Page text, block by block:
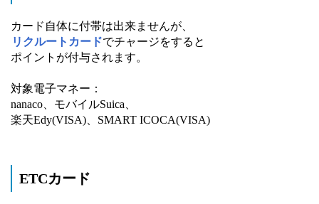
カード自体に付帯は出来ませんが、
リクルートカードでチャージをすると
ポイントが付与されます。
対象電子マネー：
nanaco、モバイルSuica、
楽天Edy(VISA)、SMART ICOCA(VISA)
ETCカード